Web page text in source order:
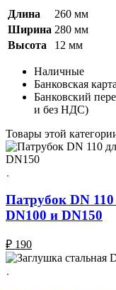
Длина
260 мм
Ширина 280 мм
Высота
12 мм
Наличные
Банковская карта
Банковский
и без НДС)
Товары этой
Патрубок DN
DN100 и DN150
₽ 190